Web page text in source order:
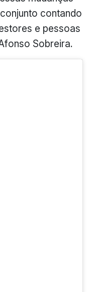
contando
e pessoas
Sobreira.